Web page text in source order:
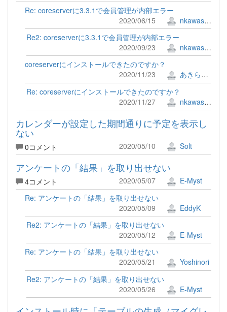
Re: coreserverに3.3.1で会員管理が内部エラー
2020/06/15
nkawashiri
Re2: coreserverに3.3.1で会員管理が内部エラー
2020/09/23
nkawashiri
coreserverにインストールできたのですか？
2020/11/23
あきらさん
Re: coreserverにインストールできたのですか？
2020/11/27
nkawashiri
カレンダーが設定した期間通りに予定を表示し
ない
0コメント 2020/05/10 Solt
アンケートの「結果」を取り出せない
4コメント 2020/05/07
E-Myst
Re: アンケートの「結果」を取り出せない
2020/05/09
EddyK
Re2: アンケートの「結果」を取り出せない
2020/05/12
E-Myst
Re: アンケートの「結果」を取り出せない
2020/05/21
Yoshinori
Re2: アンケートの「結果」を取り出せない
2020/05/26
E-Myst